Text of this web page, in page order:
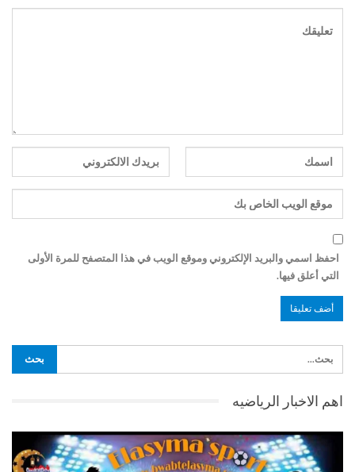
احفظ اسمي والبريد الإلكتروني وموقع الويب في هذا المتصفح للمرة الأولى
التي أعلق فيها.
اهم الاخبار الرياضيه